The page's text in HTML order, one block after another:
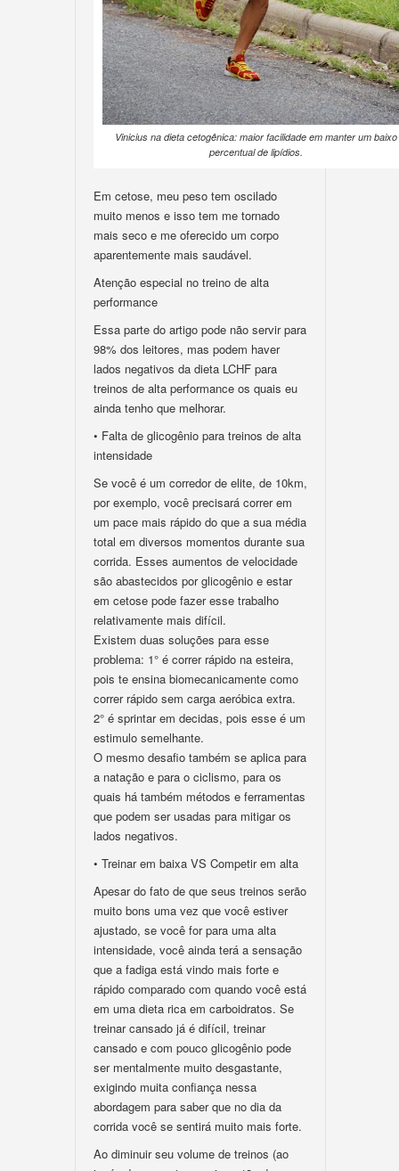
Vinicius na dieta cetogênica: maior facilidade em manter um baixo
percentual de lipídios.
Em cetose, meu peso tem oscilado
muito menos e isso tem me tornado
mais seco e me oferecido um corpo
aparentemente mais saudável.
Atenção especial no treino de alta
performance
Essa parte do artigo pode não servir para
98% dos leitores, mas podem haver
lados negativos da dieta LCHF para
treinos de alta performance os quais eu
ainda tenho que melhorar.
• Falta de glicogênio para treinos de alta
intensidade
Se você é um corredor de elite, de 10km,
por exemplo, você precisará correr em
um pace mais rápido do que a sua média
total em diversos momentos durante sua
corrida. Esses aumentos de velocidade
são abastecidos por glicogênio e estar
em cetose pode fazer esse trabalho
relativamente mais difícil.
Existem duas soluções para esse
problema: 1° é correr rápido na esteira,
pois te ensina biomecanicamente como
correr rápido sem carga aeróbica extra.
2° é sprintar em decidas, pois esse é um
estimulo semelhante.
O mesmo desafio também se aplica para
a natação e para o ciclismo, para os
quais há também métodos e ferramentas
que podem ser usadas para mitigar os
lados negativos.
• Treinar em baixa VS Competir em alta
Apesar do fato de que seus treinos serão
muito bons uma vez que você estiver
ajustado, se você for para uma alta
intensidade, você ainda terá a sensação
que a fadiga está vindo mais forte e
rápido comparado com quando você está
em uma dieta rica em carboidratos. Se
treinar cansado já é difícil, treinar
cansado e com pouco glicogênio pode
ser mentalmente muito desgastante,
exigindo muita confiança nessa
abordagem para saber que no dia da
corrida você se sentirá muito mais forte.
Ao diminuir seu volume de treinos (ao